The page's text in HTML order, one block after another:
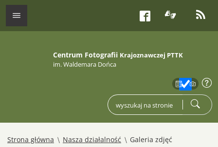
menu
Facebook
tłumacz
Centrum Fotografii Krajoznawczej PTTK
im. Waldemara Dońca
szukaj
Strona główna /
Nasza działalność /
Galeria zdjęć